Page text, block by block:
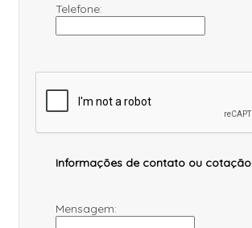
Telefone:
Informações de contato ou cotação
Mensagem: